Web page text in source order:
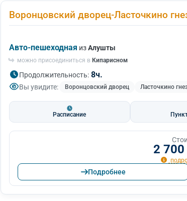
Воронцовский дворец-Ласточкино
Авто-пешеходная изАлушты
можно присоединиться в Кипарисном
Продолжительность: 8ч.
Вы увидите: Воронцовский дворец Ласточкино
Расписание
2
Подробнее